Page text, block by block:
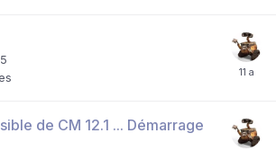
de CM 12.1 ... Démarrage